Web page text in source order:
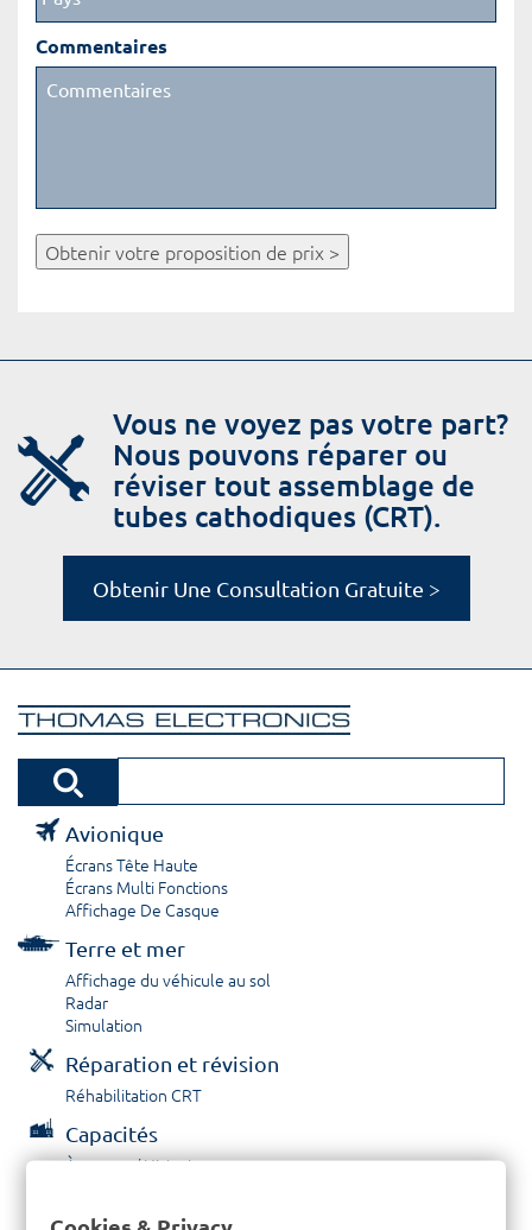
Commentaires
Obtenir votre proposition de prix >
Vous ne voyez pas votre part?
Nous pouvons réparer ou
réviser tout assemblage de
tubes cathodiques (CRT).
Obtenir Une Consultation Gratuite >
Avionique
Écrans Tête Haute
Écrans Multi Fonctions
Affichage De Casque
Terre et mer
Affichage du véhicule au sol
Radar
Simulation
Réparation et révision
Réhabilitation CRT
Capacités
À propos / Historique